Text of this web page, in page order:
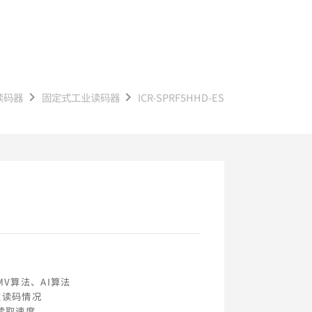
码器 固定式工业读码器 ICR-SPRF5HHD-ES
算法、AI算法
码情况